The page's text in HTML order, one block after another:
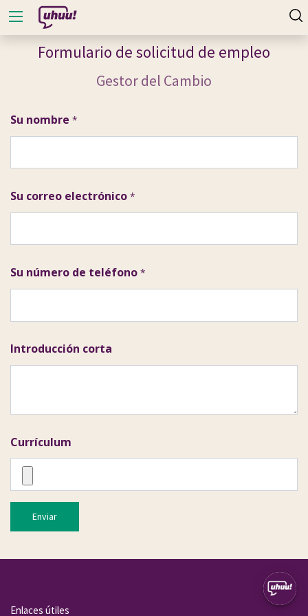
Formulario de solicitud de empleo
Gestor del Cambio
Su nombre *
Su correo electrónico *
Su número de teléfono *
Introducción corta
Currículum
Enviar
Enlaces útiles